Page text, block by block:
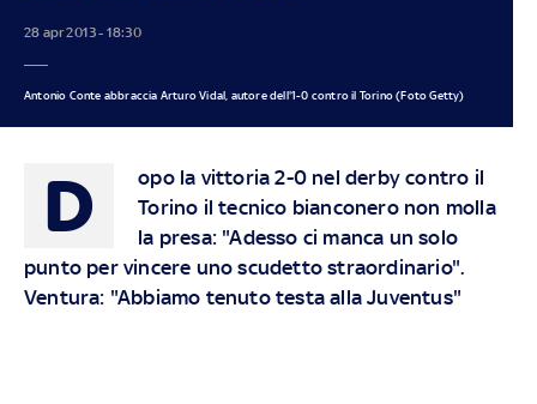
28 apr 2013 - 18:30
Antonio Conte abbraccia Arturo Vidal, autore dell'1-0 contro il Torino (Foto Getty)
D
opo la vittoria 2-0 nel derby contro il
Torino il tecnico bianconero non molla
la presa: "Adesso ci manca un solo
punto per vincere uno scudetto straordinario".
Ventura: "Abbiamo tenuto testa alla Juventus"